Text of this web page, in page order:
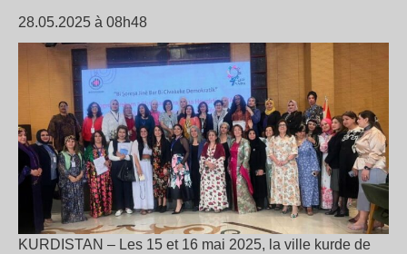
28.05.2025 à 08h48
KURDISTAN – Les 15 et 16 mai 2025, la ville kurde de